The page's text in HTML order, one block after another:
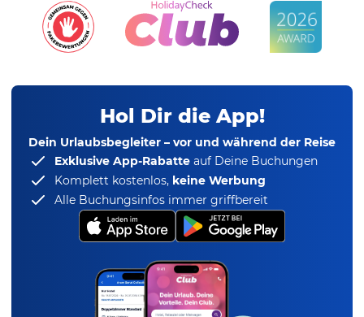
Hol Dir die App!
Dein Urlaubsbegleiter – vor und während der Reise
Exklusive App-Rabatte auf Deine Buchungen
Komplett kostenlos, keine Werbung
Alle Buchungsinfos immer griffbereit